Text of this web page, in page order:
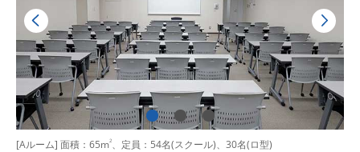
[Aルーム] 面積：65m2、定員：54名(スクール)、30名(ロ型)